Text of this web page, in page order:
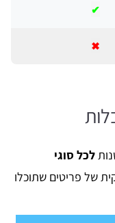
✔
✖
לכל סוגי
של פריטים שתוכלו